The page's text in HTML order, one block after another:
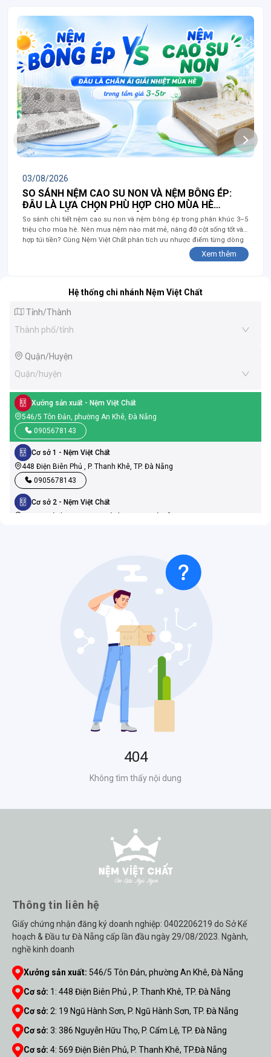
03/08/2026
SO SÁNH NỆM CAO SU NON VÀ NỆM BÔNG ÉP:
ĐÂU LÀ LỰA CHỌN PHÙ HỢP CHO MÙA HÈ
TRONG TẦM GIÁ 3–5 TRIỆU?
So sánh chi tiết nệm cao su non và nệm bông ép trong phân khúc 3–5
triệu cho mùa hè. Nên mua nệm nào mát mẻ, nâng đỡ cột sống tốt và
hợp túi tiền? Cùng Nệm Việt Chất phân tích ưu nhược điểm từng dòng
Xem thêm
Hệ thống chi nhánh Nệm Việt Chất
Tỉnh/Thành
Thành phố/tỉnh
Quận/Huyện
Quận/huyện
Xưởng sản xuất - Nệm Việt Chất
546/5 Tôn Đản, phường An Khê, Đà Nẵng
0905678143
Cơ sở 1 - Nệm Việt Chất
448 Điện Biên Phủ , P. Thanh Khê, TP. Đà Nẵng
0905678143
Cơ sở 2 - Nệm Việt Chất
19 Ngũ Hành Sơn, P. Ngũ Hành Sơn, TP. Đà Nẵng
386 Nguyễn Hữu Thọ, P. Cẩm Lệ, TP. Đà Nẵng
- Nệm Việt Chất
569 Điện Biên Phủ, P. Thanh Khê, TP.Đà Nẵng
0905678143
Thông tin liên hệ
Giấy chứng nhận đăng ký doanh nghiệp: 0402206219 do Sở Kế
hoạch & Đầu tư Đà Nẵng cấp lần đầu ngày 29/08/2023. Ngành,
nghề kinh doanh
Xưởng sản xuất: 546/5 Tôn Đản, phường An Khê, Đà Nẵng
Cơ sở: 1 : 448 Điện Biên Phủ , P. Thanh Khê, TP. Đà Nẵng
Cơ sở: 2: 19 Ngũ Hành Sơn, P. Ngũ Hành Sơn, TP. Đà Nẵng
Cơ sở: 3: 386 Nguyễn Hữu Thọ, P. Cẩm Lệ, TP. Đà Nẵng
Cơ sở: 4: 569 Điện Biên Phủ, P. Thanh Khê, TP.Đà Nẵng